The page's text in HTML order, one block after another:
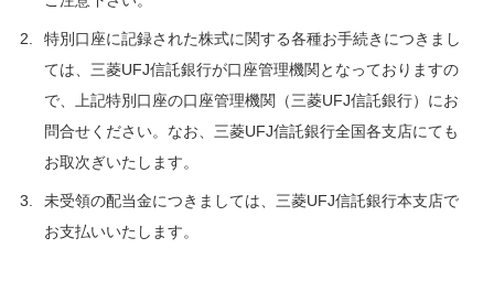
特別口座に記録された株式に関する各種お手続きにつきまし
ては、三菱UFJ信託銀行が口座管理機関となっておりますの
で、上記特別口座の口座管理機関（三菱UFJ信託銀行）にお
問合せください。なお、三菱UFJ信託銀行全国各支店にても
お取次ぎいたします。
未受領の配当金につきましては、三菱UFJ信託銀行本支店で
お支払いいたします。